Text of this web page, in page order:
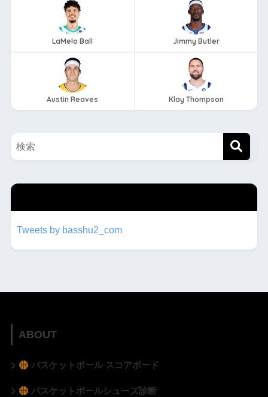
LaMelo Ball Jimmy Butler
Austin Reaves Klay Thompson
Tweets by basshu2_com
ABOUT
バスケットボール スコアボード
バスケットボールシューズ診断